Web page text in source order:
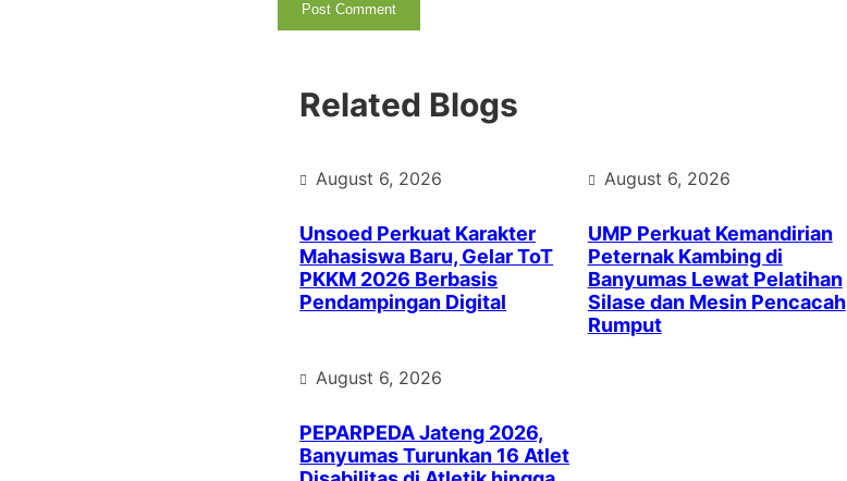
Related Blogs
August 6, 2026
Unsoed Perkuat Karakter
Mahasiswa Baru, Gelar ToT
PKKM 2026 Berbasis
Pendampingan Digital
August 6, 2026
UMP Perkuat Kemandirian
Peternak Kambing di
Banyumas Lewat Pelatihan
Silase dan Mesin Pencacah
Rumput
August 6, 2026
PEPARPEDA Jateng 2026,
Banyumas Turunkan 16 Atlet